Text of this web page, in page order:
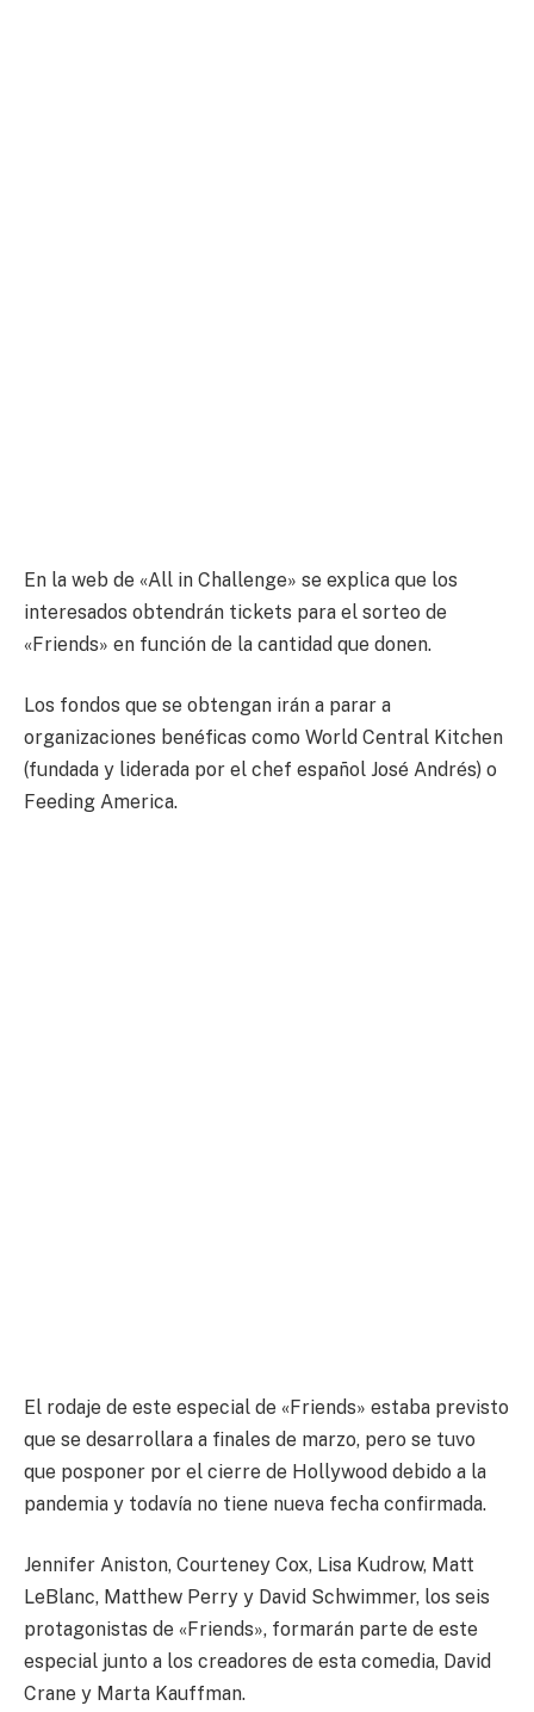
En la web de «All in Challenge» se explica que los
interesados obtendrán tickets para el sorteo de
«Friends» en función de la cantidad que donen.
Los fondos que se obtengan irán a parar a
organizaciones benéficas como World Central Kitchen
(fundada y liderada por el chef español José Andrés) o
Feeding America.
El rodaje de este especial de «Friends» estaba previsto
que se desarrollara a finales de marzo, pero se tuvo
que posponer por el cierre de Hollywood debido a la
pandemia y todavía no tiene nueva fecha confirmada.
Jennifer Aniston, Courteney Cox, Lisa Kudrow, Matt
LeBlanc, Matthew Perry y David Schwimmer, los seis
protagonistas de «Friends», formarán parte de este
especial junto a los creadores de esta comedia, David
Crane y Marta Kauffman.